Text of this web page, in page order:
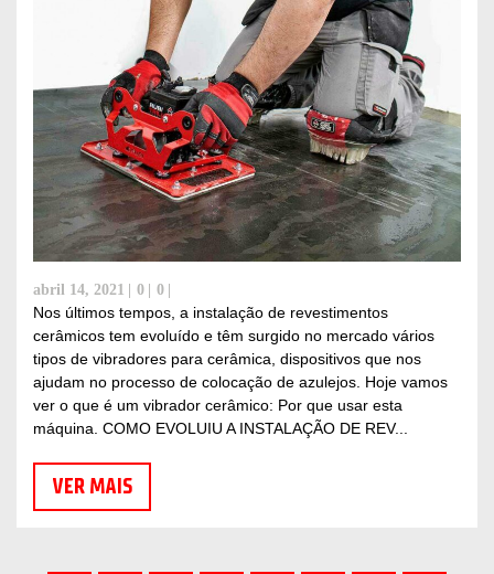
abril 14, 2021 0 0
Nos últimos tempos, a instalação de revestimentos
cerâmicos tem evoluído e têm surgido no mercado vários
tipos de vibradores para cerâmica, dispositivos que nos
ajudam no processo de colocação de azulejos. Hoje vamos
ver o que é um vibrador cerâmico: Por que usar esta
máquina. COMO EVOLUIU A INSTALAÇÃO DE REV...
VER MAIS